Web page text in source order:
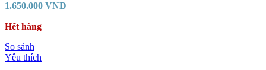
1.650.000 VND
Hết hàng
So sánh
Yêu thích